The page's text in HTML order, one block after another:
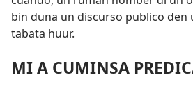
bin duna un discurso publico den
tabata huur.
MI A CUMINSA